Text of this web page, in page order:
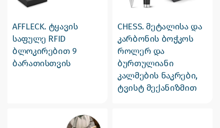
AFFLECK. ტყავის
საფულე RFID
ბლოკირებით 9
ბარათისთვის
CHESS. მეტალისა და
კარბონის ბოჭკოს
როლერ და
ბურთულიანი
კალმების ნაკრები,
ტვისტ მექანიზმით